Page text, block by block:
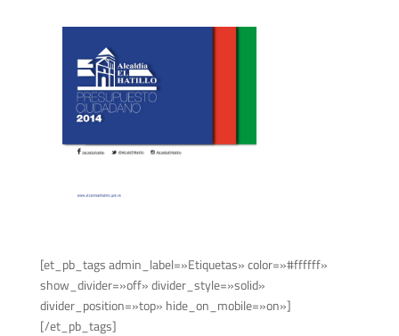
[et_pb_tags admin_label=»Etiquetas» color=»#ffffff»
show_divider=»off» divider_style=»solid»
divider_position=»top» hide_on_mobile=»on»]
[/et_pb_tags]